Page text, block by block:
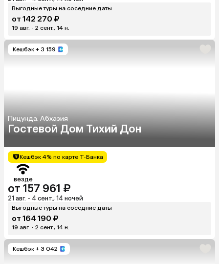
Выгодные туры на соседние даты
от 142 270 ₽
19 авг. - 2 сент., 14 н.
Кешбэк + 3 159
Пицунда, Абхазия
Гостевой Дом Тихий Дон
Кешбэк 4% по карте Т-Банка
везде
от 157 961 ₽
21 авг. - 4 сент., 14 ночей
Выгодные туры на соседние даты
от 164 190 ₽
19 авг. - 2 сент., 14 н.
Кешбэк + 3 042